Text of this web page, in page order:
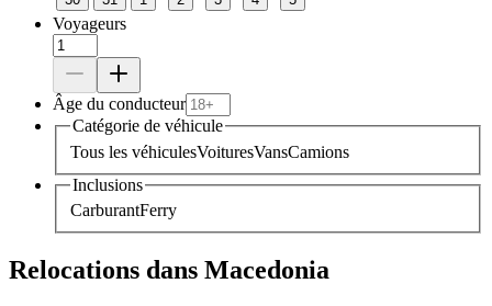
Voyageurs
Âge du conducteur
Catégorie de véhicule
Tous les véhiculesVoituresVansCamions
Inclusions
CarburantFerry
Relocations dans Macedonia